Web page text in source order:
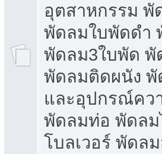
อุตสาหกรรม
พัดลมใบพัดดำ
พัดลม3ใบพัด พั
พัดลมติดผนัง
และอุปกรณ์คว
พัดลมท่อ พัดลม
โบลเวอร์ พัดล